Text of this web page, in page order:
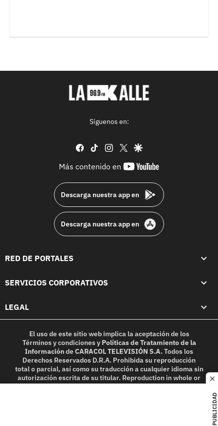
PUBLICIDAD
Síguenos en:
facebook
tiktok instagram
twittergoogle
Más contenido en
youtube-
Descarga nuestra app en
Descarga nuestra app en
RED DE PORTALES
SERVICIOS CORPORATIVOS
LEGAL
El uso de este sitio web implica la aceptación de los
Términos y condicionesy Políticas de Tratamiento de la
InformacióndeCARACOL TELEVISIÓN S.A.Todos los
Derechos Reservados D.R.A. Prohibida su reproducción
total o parcial, así como su traducción a cualquier idioma sin
autorización escrita de su titular. Reproduction in whole or
in part, or translation without written permission is